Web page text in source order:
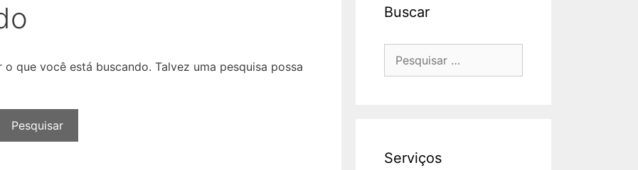
que você está buscando. Talvez uma pesquisa possa
Buscar
Serviços